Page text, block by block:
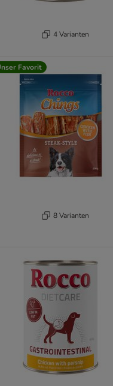
4 Varianten
Favorit
8 Varianten